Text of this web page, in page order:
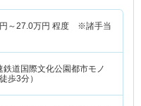
～27.0万円 程度 ※諸手当
鉄道国際文化公園都市モノ
歩3分）